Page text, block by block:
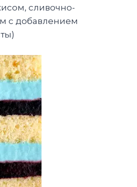
сливочно-
с добавлением